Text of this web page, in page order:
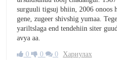
surguuli tigsuj bhiin, 2006 onoos
gene, zugeer shivshig yumaa.
yariltslaga end tendehiin siter
avya aa.
0 0 0 Хариулах